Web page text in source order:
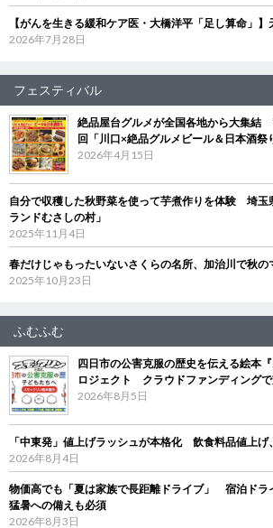
【がんを生きる緩和ケア医・大橋洋平「足し算命」】
2026年7月28日
フェスティバル
絶品屋台グルメが全国各地から大集結
回「川口×絶品グルメビール＆日本酒祭
2026年4月15日
自分で収穫した秋野菜を使って芋煮作りを体験 埼玉
ランドむさしの村」
2025年11月4日
春だけじゃもったいないさくらの名所、加治川で秋の
2025年10月23日
ふむふむ
四日市の公害克服の歴史を伝える絵本
ロジェクト クラウドファンディング
2026年8月5日
「中東発」値上げラッシュが本格化 飲食料品値上げ
2026年8月4日
物価高でも「夏は家族で長距離ドライブ」 宿泊ドラ
猛暑への備えも必須
2026年8月3日